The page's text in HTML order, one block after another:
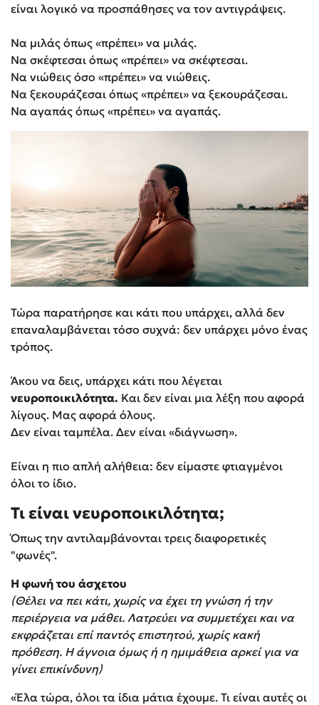
είναι λογικό να προσπάθησες να τον αντιγράψεις.
Να μιλάς όπως «πρέπει» να μιλάς.
Να σκέφτεσαι όπως «πρέπει» να σκέφτεσαι.
Να νιώθεις όσο «πρέπει» να νιώθεις.
Να ξεκουράζεσαι όπως «πρέπει» να ξεκουράζεσαι.
Να αγαπάς όπως «πρέπει» να αγαπάς.
Τώρα παρατήρησε και κάτι που υπάρχει, αλλά δεν
επαναλαμβάνεται τόσο συχνά: δεν υπάρχει μόνο ένας
τρόπος.
Άκου να δεις, υπάρχει κάτι που λέγεται
νευροποικιλότητα. Και δεν είναι μια λέξη που αφορά
λίγους. Μας αφορά όλους.
Δεν είναι ταμπέλα. Δεν είναι «διάγνωση».
Είναι η πιο απλή αλήθεια: δεν είμαστε φτιαγμένοι
όλοι το ίδιο.
Τι είναι νευροποικιλότητα;
Όπως την αντιλαμβάνονται τρεις διαφορετικές
"φωνές".
Η φωνή του άσχετου
(Θέλει να πει κάτι, χωρίς να έχει τη γνώση ή την
περιέργεια να μάθει. Λατρεύει να συμμετέχει και να
εκφράζεται επί παντός επιστητού, χωρίς κακή
πρόθεση. Η άγνοια όμως ή η ημιμάθεια αρκεί για να
γίνει επικίνδυνη)
«Έλα τώρα, όλοι τα ίδια μάτια έχουμε. Τι είναι αυτές οι